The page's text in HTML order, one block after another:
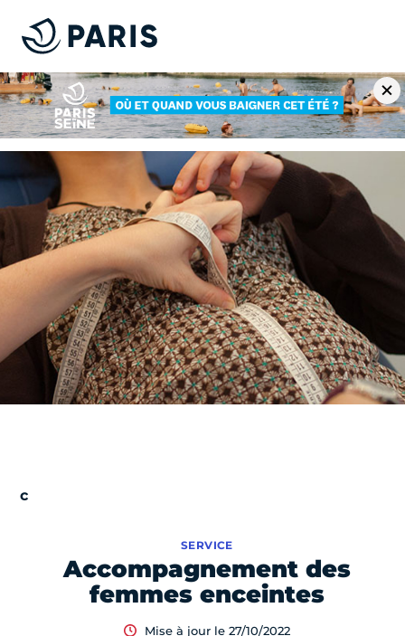
Accompagnement des
femmes enceintes
SERVICE
Mise à jour le 27/10/2022